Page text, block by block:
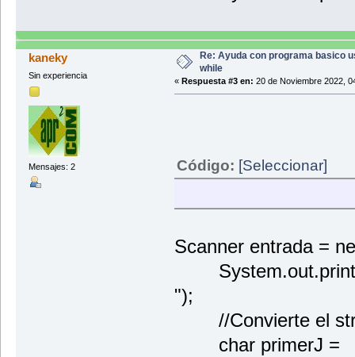
kaneky
Sin experiencia
Mensajes: 2
Re: Ayuda con programa basico
while
« Respuesta #3 en: 20 de Noviembre 2022,
Código: [Seleccionar]
Scanner entrada =
");
//Convierte el
char primerJ =